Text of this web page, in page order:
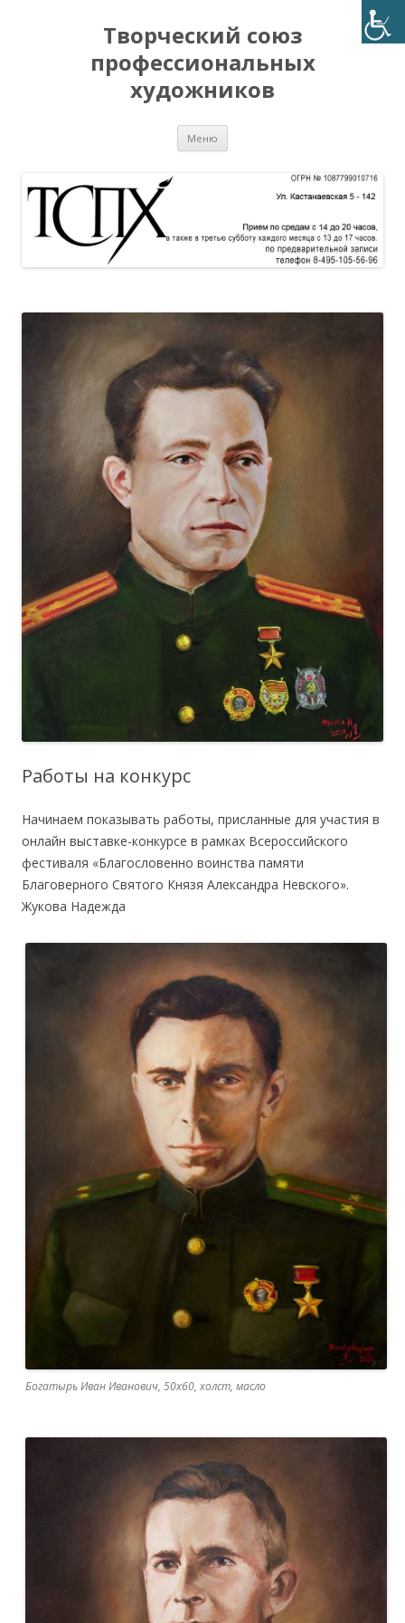
Творческий союз
профессиональных
художников
Меню
Работы на конкурс
Начинаем показывать работы, присланные для участия в
онлайн выставке-конкурсе в рамках Всероссийского
фестиваля «Благословенно воинства памяти
Благоверного Святого Князя Александра Невского».
Жукова Надежда
Богатырь Иван Иванович, 50х60, холст, масло